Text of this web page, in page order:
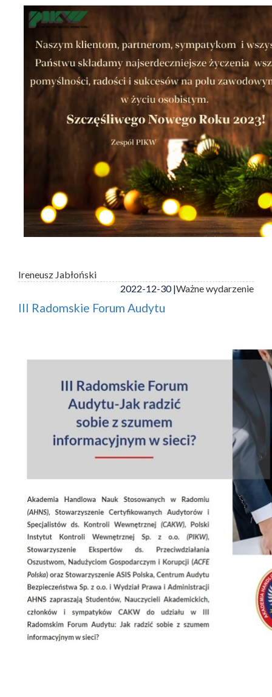
Ireneusz Jabłoński
2022-12-30 |Ważne wydarzenie
III Radomskie Forum Audytu